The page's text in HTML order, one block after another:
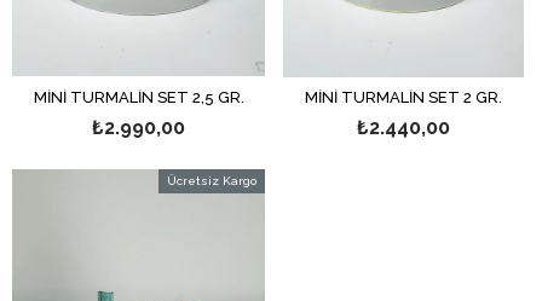
MİNİ TURMALİN SET 2,5 GR.
₺2.990,00
MİNİ TURMALİN SET 2 GR.
₺2.440,00
Ücretsiz Kargo